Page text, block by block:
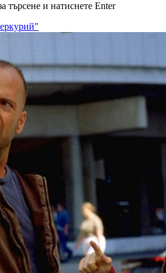
търсене и натиснете Enter